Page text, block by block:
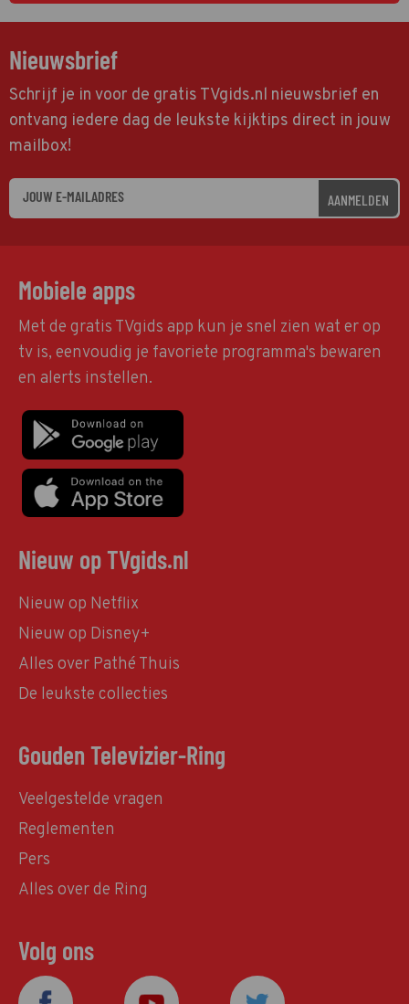
Nieuwsbrief
Schrijf je in voor de gratis TVgids.nl nieuwsbrief en
ontvang iedere dag de leukste kijktips direct in jouw
mailbox!
AANMELDEN
Mobiele apps
Met de gratis TVgids app kun je snel zien wat er op
tv is, eenvoudig je favoriete programma's bewaren
en alerts instellen.
Nieuw op TVgids.nl
Nieuw op Netflix
Nieuw op Disney+
Alles over Pathé Thuis
De leukste collecties
Gouden Televizier-Ring
Veelgestelde vragen
Reglementen
Pers
Alles over de Ring
Volg ons